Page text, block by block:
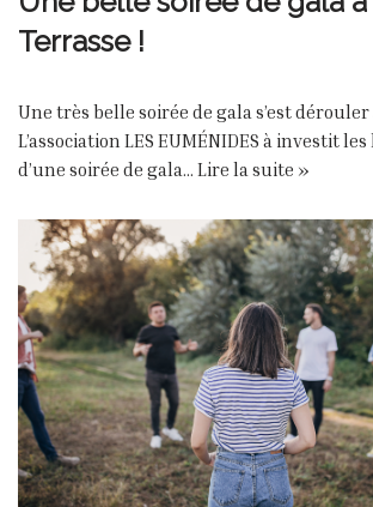
Terrasse !
Une très belle soirée de gala s’est dérouler
L’association LES EUMÉNIDES à investit les
d’une soirée de gala… Lire la suite »